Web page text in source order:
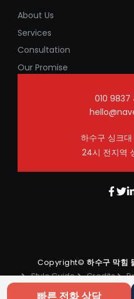
빠른 전화 상담
About Us
Services
Consultation
Our Promise
010
하수구 싱크
24시 전지역
Copyright©하수구 막힘
Style Guide
Credits